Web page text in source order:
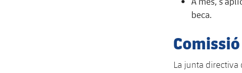
beca.
La junta directiva